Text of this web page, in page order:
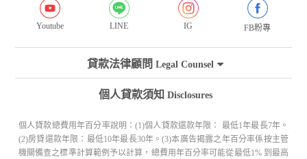
Youtube LINE IG FB粉專
貸款法律顧問 Legal Counsel
個人貸款須知 Disclosures
個人貸款總費用年百分率說明：(1)個人貸款還款年限： 最低1年最長7年。
(2)房貸還款年限：最低10年最長30年。(3)本廣告揭露之年百分率係按主管
機關備查之標準計算範例予以計算，總費用年百分率可能從最低1% 到最高